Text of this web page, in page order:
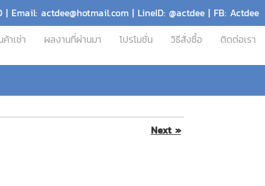
| Email: actdee@hotmail.com | LineID: @actdee | FB: Actdee
ค้าเช่า ผลงานที่ผ่านมา โปรโมชั่น วิธีสั่งซื้อ ติดต่อเรา
Next »